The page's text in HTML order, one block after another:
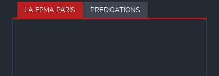
LA FPMA PARIS PREDICATIONS